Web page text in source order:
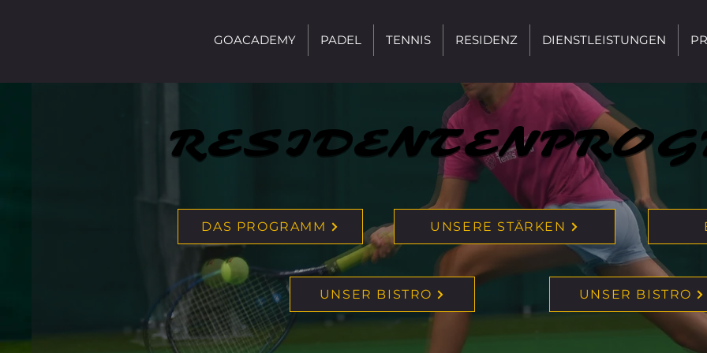
GOACADEMY PADEL TENNIS RESIDENZ DIENSTLEISTUNGEN
DAS PROGRAMM UNSERE STÄRKEN
UNSER BISTRO UNSER BISTRO